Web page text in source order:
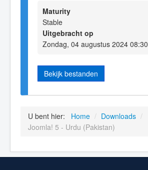
Maturity
Stable
Uitgebracht op
Zondag, 04 augustus 2024 08:30
Bekijk bestanden
U bent hier: Home / Downloads /
Joomla! 5 - Urdu (Pakistan)